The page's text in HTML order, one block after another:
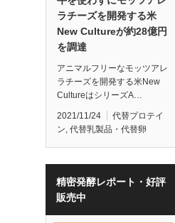
ラチーズを開発する米
New Cultureが約28億円
を調達
アニマルフリーなモッツアレ
ラチーズを開発する米New
CultureはシリーズA…
2021/11/24
代替プロテイ
ン, 代替乳製品・代替卵
精密発酵レポート・好評
販売中